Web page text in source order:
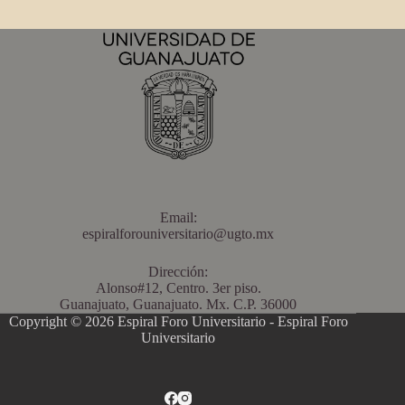
Email:
espiralforouniversitario@ugto.mx
Dirección:
Alonso#12, Centro. 3er piso.
Guanajuato, Guanajuato. Mx. C.P. 36000
Copyright © 2026 Espiral Foro Universitario - Espiral Foro
Universitario